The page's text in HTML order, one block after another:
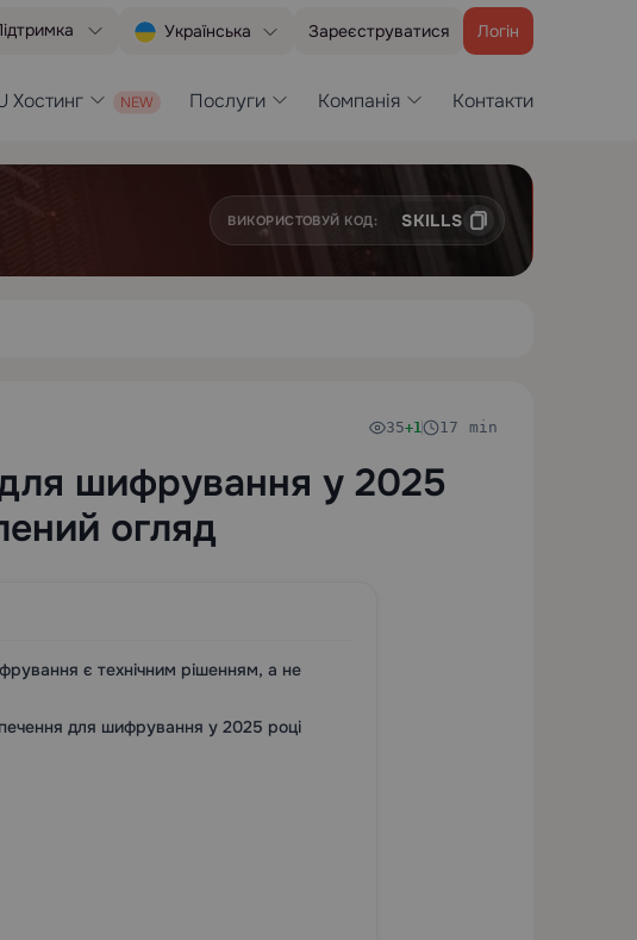
Українська Зареєструватися Логін
Хостинг Послуги Компанія Контакти
ВИКОРИСТОВУЙ КОД: SKILLS
35+1 17 min
шифрування у 2025
огляд
є технічним рішенням, а не
для шифрування у 2025 році